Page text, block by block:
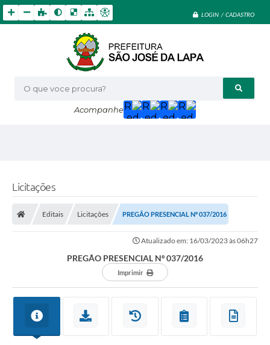
LOGIN / CADASTRO
O que voce procura?
Acompanhe
Licitações
Editais Licitações PREGÃO PRESENCIAL Nº 037/2016
Atualizado em: 16/03/2023 às 06h27
PREGÃO PRESENCIAL Nº 037/2016
Imprimir